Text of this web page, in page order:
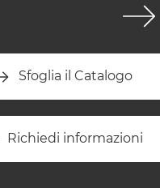
Sfoglia il Catalogo
Richiedi informazioni